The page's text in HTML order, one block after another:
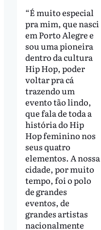
“É muito especial
pra mim, que nasci
em Porto Alegre e
sou uma pioneira
dentro da cultura
Hip Hop, poder
voltar pra cá
trazendo um
evento tão lindo,
que fala de toda a
história do Hip
Hop feminino nos
seus quatro
elementos. A nossa
cidade, por muito
tempo, foi o polo
de grandes
eventos, de
grandes artistas
nacionalmente